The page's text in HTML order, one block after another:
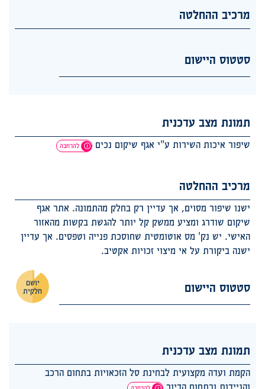
מרכיב ההחלטה
סטטוס היישום
תמונת מצב עדכנית
שיפור איכות השירות ע"י אגף שיקום נכים להרחבה
מרכיב ההחלטה
ישנו שיפור מסוים, אך עדיין רק בחלק מהתמונה. אתר אגף
שיקום שודרג ומציע ממשק קל יותר להגשת בקשות מהאזור
האישי. יש נק' מס אוטומטית שחוסכת פנייה וטפסים. אך עדיין
ישנה ביקורת על אי מיצוי זכויות אקטיב.
סטטוס היישום יושם
חלקית
תמונת מצב עדכנית
הקמת ועדה מקצועית לבחינת סל הזכאויות בתחום הרכב
והניידות ובתחום הדיור